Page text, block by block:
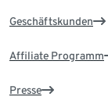
Geschäftskunden
Affiliate Programm
Presse